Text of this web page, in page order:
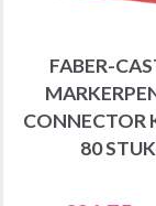
FABER-
CONNECTOR
80